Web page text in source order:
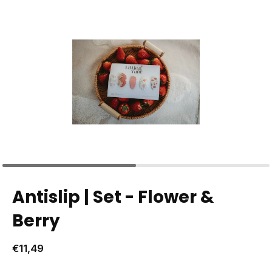
Antislip | Set - Flower &
Berry
€11,49